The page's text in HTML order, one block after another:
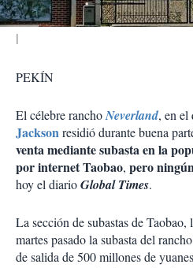
PEKÍN
El célebre ranchoNeverland, en el
Jacksonresidió durante buena
venta mediante subasta en la
por internet Taobao, pero
hoy el diarioGlobal Times.
La sección de subastas de
martes pasado la subasta del
de salida de 500 millones de